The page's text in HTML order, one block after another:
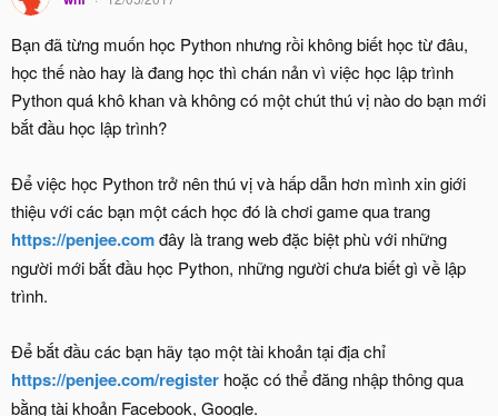
Bạn đã từng muốn học Python nhưng rồi không biết học từ đâu,
học thế nào hay là đang học thì chán nản vì việc học lập trình
Python quá khô khan và không có một chút thú vị nào do bạn mới
bắt đầu học lập trình?
Để việc học Python trở nên thú vị và hấp dẫn hơn mình xin giới
thiệu với các bạn một cách học đó là chơi game qua trang
https://penjee.comđây là trang web đặc biệt phù với những
người mới bắt đầu học Python, những người chưa biết gì về lập
trình.
Để bắt đầu các bạn hãy tạo một tài khoản tại địa chỉ
https://penjee.com/register hoặc có thể đăng nhập thông qua
bằng tài khoản Facebook, Google.